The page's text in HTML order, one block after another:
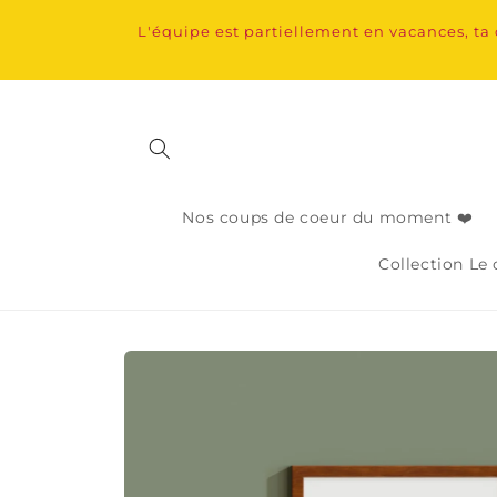
L'équipe est partiellement en vacances,
Nos coups de coeur du moment ❤️
Collection Le
Passer aux